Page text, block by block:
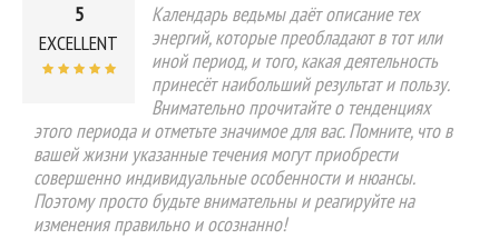
5
EXCELLENT
Календарь ведьмы даёт описание тех
энергий, которые преобладают в тот или
иной период, и того, какая деятельность
принесёт наибольший результат и пользу.
Внимательно прочитайте о тенденциях
этого периода и отметьте значимое для вас. Помните, что в
вашей жизни указанные течения могут приобрести
совершенно индивидуальные особенности и нюансы.
Поэтому просто будьте внимательны и реагируйте на
изменения правильно и осознанно!